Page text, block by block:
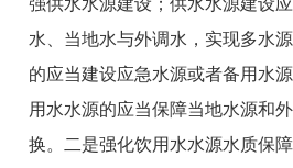
水、当地水与外调水，实现多水
的应当建设应急水源或者备用水
用水水源的应当保障当地水源和
换。二是强化饮用水水源水质保